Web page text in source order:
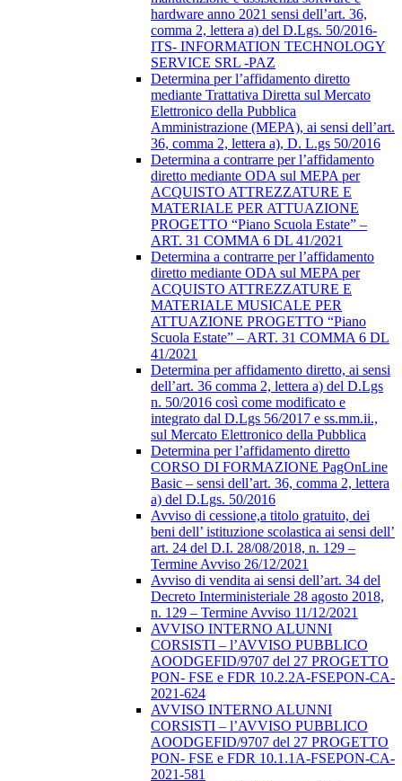
hardware anno 2021 sensi dell’art. 36,
comma 2, lettera a) del D.Lgs. 50/2016-
ITS- INFORMATION TECHNOLOGY
SERVICE SRL -PAZ
Determina per l’affidamento diretto
mediante Trattativa Diretta sul Mercato
Elettronico della Pubblica
Amministrazione (MEPA), ai sensi dell’art.
36, comma 2, lettera a), D. L.gs 50/2016
Determina a contrarre per l’affidamento
diretto mediante ODA sul MEPA per
ACQUISTO ATTREZZATURE E
MATERIALE PER ATTUAZIONE
PROGETTO “Piano Scuola Estate” –
ART. 31 COMMA 6 DL 41/2021
Determina a contrarre per l’affidamento
diretto mediante ODA sul MEPA per
ACQUISTO ATTREZZATURE E
MATERIALE MUSICALE PER
ATTUAZIONE PROGETTO “Piano
Scuola Estate” – ART. 31 COMMA 6 DL
41/2021
Determina per affidamento diretto, ai sensi
dell’art. 36 comma 2, lettera a) del D.Lgs
n. 50/2016 così come modificato e
integrato dal D.Lgs 56/2017 e ss.mm.ii.,
sul Mercato Elettronico della Pubblica
Determina per l’affidamento diretto
CORSO DI FORMAZIONE PagOnLine
Basic – sensi dell’art. 36, comma 2, lettera
a) del D.Lgs. 50/2016
Avviso di cessione,a titolo gratuito, dei
beni dell’ istituzione scolastica ai sensi dell’
art. 24 del D.I. 28/08/2018, n. 129 –
Termine Avviso 26/12/2021
Avviso di vendita ai sensi dell’art. 34 del
Decreto Interministeriale 28 agosto 2018,
n. 129 – Termine Avviso 11/12/2021
AVVISO INTERNO ALUNNI
CORSISTI – l’AVVISO PUBBLICO
AOODGEFID/9707 del 27 PROGETTO
PON- FSE e FDR 10.2.2A-FSEPON-CA-
2021-624
AVVISO INTERNO ALUNNI
CORSISTI – l’AVVISO PUBBLICO
AOODGEFID/9707 del 27 PROGETTO
PON- FSE e FDR 10.1.1A-FSEPON-CA-
2021-581